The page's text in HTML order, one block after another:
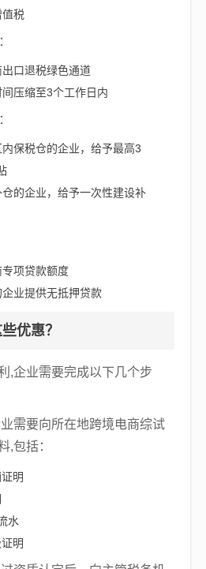
值税
：
口退税绿色通道
压缩至3个工作日内
：
保税仓的企业，给予最高3
的企业，给予一次性建设补
项贷款额度
业提供无抵押贷款
优惠？
,企业需要完成以下几个步
需要向所在地跨境电商综试
,包括：
明
水
明